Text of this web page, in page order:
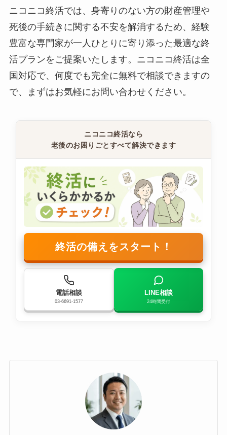
ニコニコ終活では、身寄りのない方の財産管理や
死後の手続きに関する不安を解消するため、経験
豊富な専門家が一人ひとりに寄り添った最適な終
活プランをご提案いたします。ニコニコ終活は全
国対応で、何度でも完全に無料で相談できますの
で、まずはお気軽にお問い合わせください。
ニコニコ終活なら
老後のお困りごとすべて解決できます
終活の備えをスタート！
電話相談
03-6691-1577
LINE相談
24時間受付